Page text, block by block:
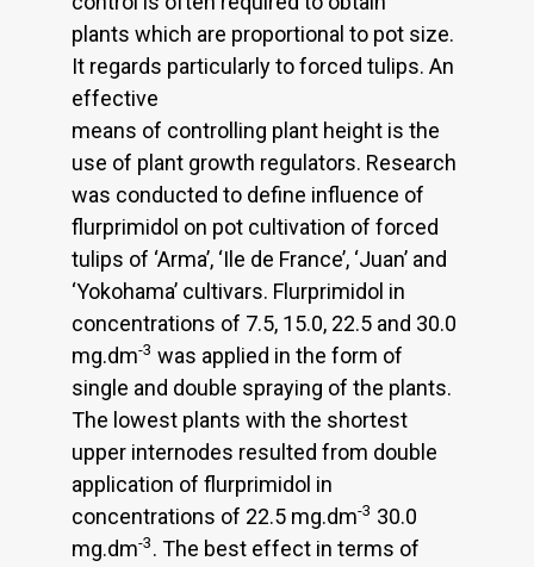
plants which are proportional to pot size.
It regards particularly to forced tulips. An
effective
means of controlling plant height is the
use of plant growth regulators. Research
was conducted to define influence of
flurprimidol on pot cultivation of forced
tulips of ‘Arma’, ‘Ile de France’, ‘Juan’ and
‘Yokohama’ cultivars. Flurprimidol in
concentrations of 7.5, 15.0, 22.5 and 30.0
mg.dm-3 was applied in the form of
single and double spraying of the plants.
The lowest plants with the shortest
upper internodes resulted from double
application of flurprimidol in
concentrations of 22.5 mg.dm-3 30.0
mg.dm-3. The best effect in terms of